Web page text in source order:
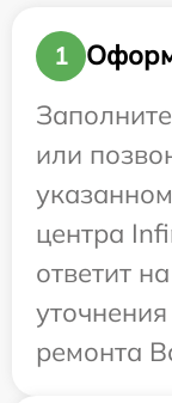
1
или
центра
ответит
ремонта